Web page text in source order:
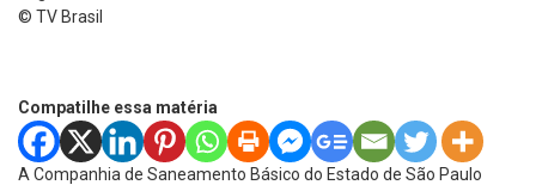
© TV Brasil
Compatilhe essa matéria
A Companhia de Saneamento Básico do Estado de São Paulo